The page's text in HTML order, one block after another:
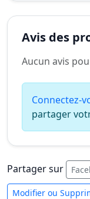
Avis des
Aucun avis
Connectez-
partager
Partager sur
Modifier ou